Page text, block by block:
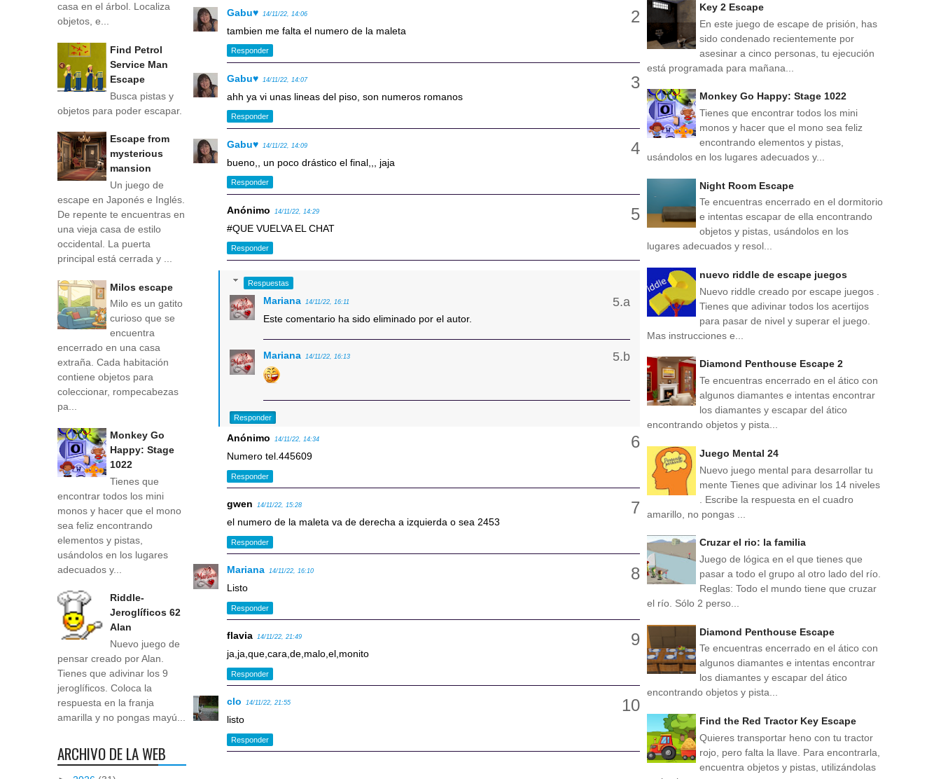
Gabu♥ 14/11/22, 14:06
tambien me falta el numero de la maleta
Responder
Gabu♥ 14/11/22, 14:07
ahh ya vi unas lineas del piso, son numeros romanos
Responder
Gabu♥ 14/11/22, 14:09
bueno,, un poco drástico el final,,, jaja
Responder
Anónimo 14/11/22, 14:29
#QUE VUELVA EL CHAT
Responder
Respuestas
Mariana 14/11/22, 16:11
Este comentario ha sido eliminado por el autor.
Mariana 14/11/22, 16:13
Responder
Anónimo 14/11/22, 14:34
Numero tel.445609
Responder
gwen 14/11/22, 15:28
el numero de la maleta va de derecha a izquierda o sea 2453
Responder
Mariana 14/11/22, 16:10
Listo
Responder
flavia 14/11/22, 21:49
ja,ja,que,cara,de,malo,el,monito
Responder
clo 14/11/22, 21:55
listo
Responder
casa en el árbol. Localiza
objetos, e...
Find Petrol
Service Man
Escape
Busca pistas y
objetos para poder escapar.
Escape from
mysterious
mansion
Un juego de
escape en Japonés e Inglés.
De repente te encuentras en
una vieja casa de estilo
occidental. La puerta
principal está cerrada y ...
Milos escape
Milo es un gatito
curioso que se
encuentra
encerrado en una casa
extraña. Cada habitación
contiene objetos para
coleccionar, rompecabezas
pa...
Monkey Go
Happy: Stage
1022
Tienes que
encontrar todos los mini
monos y hacer que el mono
sea feliz encontrando
elementos y pistas,
usándolos en los lugares
adecuados y...
Riddle-
Jeroglíficos 62
Alan
Nuevo juego de
pensar creado por Alan.
Tienes que adivinar los 9
jeroglíficos. Coloca la
respuesta en la franja
amarilla y no pongas mayú...
ARCHIVO DE LA WEB
Key 2 Escape
En este juego de escape de prisión, has
sido condenado recientemente por
asesinar a cinco personas, tu ejecución
está programada para mañana...
Monkey Go Happy: Stage 1022
Tienes que encontrar todos los mini
monos y hacer que el mono sea feliz
encontrando elementos y pistas,
usándolos en los lugares adecuados y...
Night Room Escape
Te encuentras encerrado en el dormitorio
e intentas escapar de ella encontrando
objetos y pistas, usándolos en los
lugares adecuados y resol...
nuevo riddle de escape juegos
Nuevo riddle creado por escape juegos .
Tienes que adivinar todos los acertijos
para pasar de nivel y superar el juego.
Mas instrucciones e...
Diamond Penthouse Escape 2
Te encuentras encerrado en el ático con
algunos diamantes e intentas encontrar
los diamantes y escapar del ático
encontrando objetos y pista...
Juego Mental 24
Nuevo juego mental para desarrollar tu
mente Tienes que adivinar los 14 niveles
. Escribe la respuesta en el cuadro
amarillo, no pongas ...
Cruzar el rio: la familia
Juego de lógica en el que tienes que
pasar a todo el grupo al otro lado del río.
Reglas: Todo el mundo tiene que cruzar
el río. Sólo 2 perso...
Diamond Penthouse Escape
Te encuentras encerrado en el ático con
algunos diamantes e intentas encontrar
los diamantes y escapar del ático
encontrando objetos y pista...
Find the Red Tractor Key Escape
Quieres transportar heno con tu tractor
rojo, pero falta la llave. Para encontrarla,
encuentra objetos y pistas, utilizándolas